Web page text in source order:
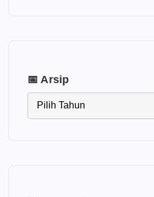
📅 Arsip